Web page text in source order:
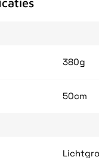
380g
50cm